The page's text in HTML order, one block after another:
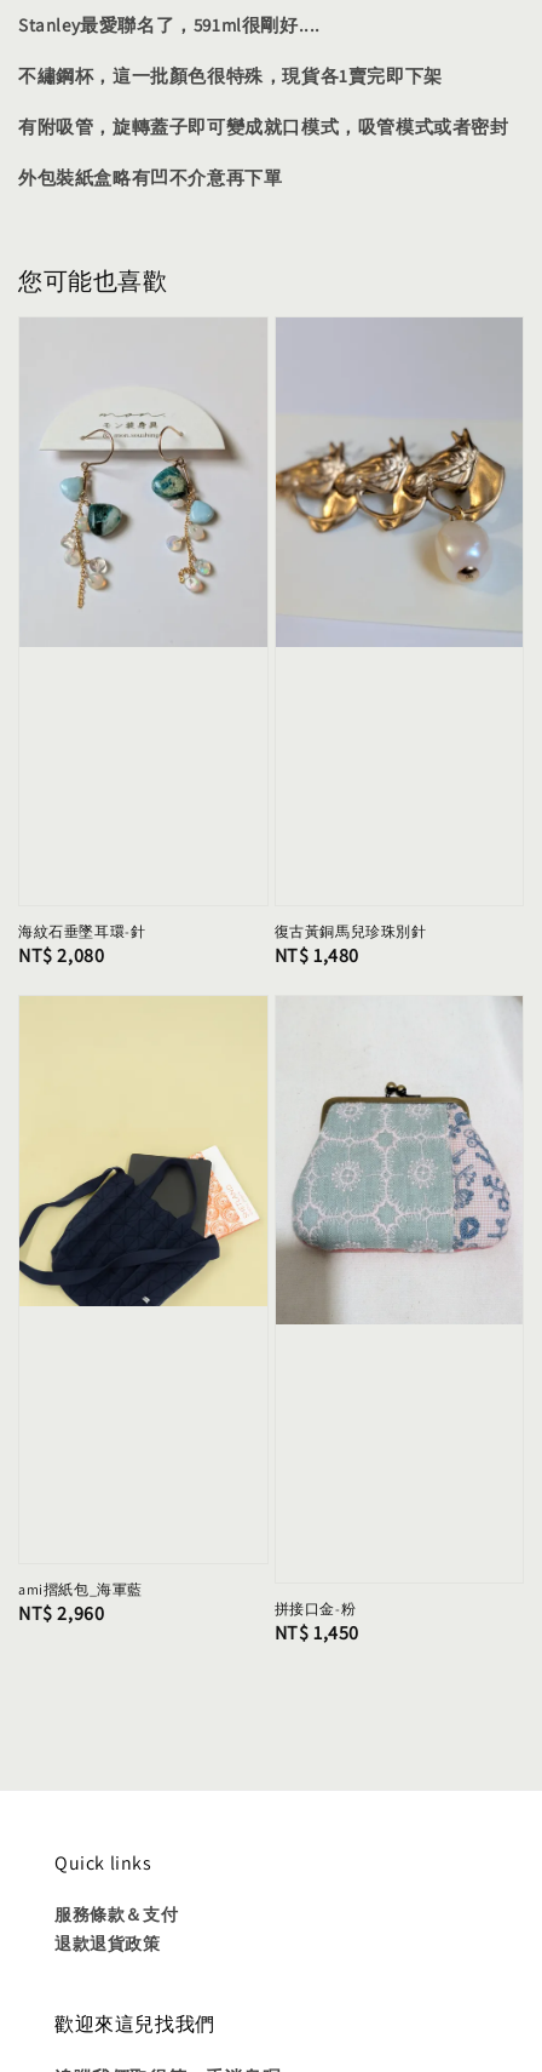
Stanley最愛聯名了，591ml很剛好....
不繡鋼杯，這一批顏色很特殊，現貨各1賣完即下架
有附吸管，旋轉蓋子即可變成就口模式，吸管模式或者密封
外包裝紙盒略有凹不介意再下單
您可能也喜歡
海紋石垂墜耳環-針
Regular
NT$ 2,080
復古黃銅馬兒珍珠別針
Regular
NT$ 1,480
ami摺紙包_海軍藍
Regular
NT$ 2,960 拼接口金-粉
Regular
NT$ 1,450
Quick links
服務條款＆支付
退款退貨政策
歡迎來這兒找我們